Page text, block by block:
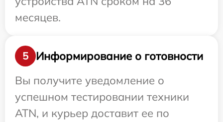
месяцев.
5
Информирование о готовности
Вы получите уведомление о
успешном тестировании техники
ATN, и курьер доставит ее по